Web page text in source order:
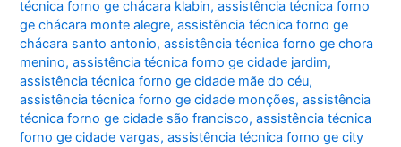
técnica forno ge chácara klabin,assistência técnica forno
ge chácara monte alegre,assistência técnica forno ge
chácara santo antonio,assistência técnica forno ge chora
menino,assistência técnica forno ge cidade jardim,
assistência técnica forno ge cidade mãe do céu,
assistência técnica forno ge cidade monções,assistência
técnica forno ge cidade são francisco,assistência técnica
forno ge cidade vargas,assistência técnica forno ge city